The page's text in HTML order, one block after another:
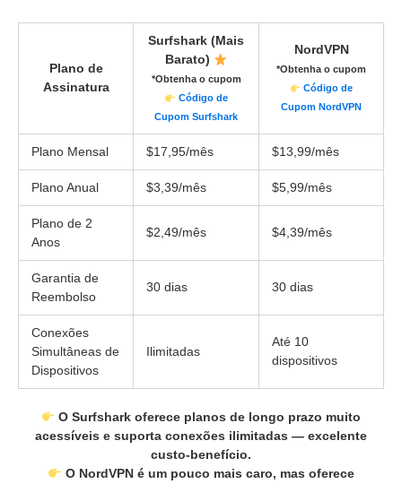
Plano de
Assinatura
Surfshark (Mais
Barato)
*Obtenha o cupom
Código de
Cupom Surfshark
NordVPN
*Obtenha o cupom
Código de
Cupom NordVPN
Plano Mensal $17,95/mês $13,99/mês
Plano Anual $3,39/mês $5,99/mês
Plano de 2
Anos
$2,49/mês $4,39/mês
Garantia de
Reembolso
30 dias 30 dias
Conexões
Simultâneas de
Dispositivos
Ilimitadas
Até 10
dispositivos
O Surfshark oferece planos de longo prazo muito
acessíveis e suporta conexões ilimitadas — excelente
custo-benefício.
O NordVPN é um pouco mais caro, mas oferece